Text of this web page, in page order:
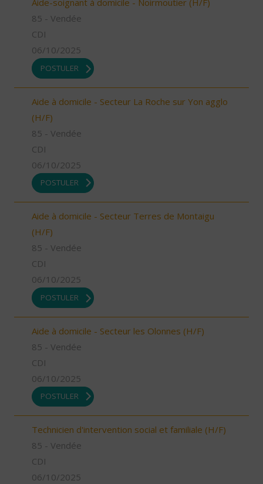
Aide-soignant à domicile - Noirmoutier (H/F)
85 - Vendée
CDI
06/10/2025
POSTULER
Aide à domicile - Secteur La Roche sur Yon agglo
(H/F)
85 - Vendée
CDI
06/10/2025
POSTULER
Aide à domicile - Secteur Terres de Montaigu
(H/F)
85 - Vendée
CDI
06/10/2025
POSTULER
Aide à domicile - Secteur les Olonnes (H/F)
85 - Vendée
CDI
06/10/2025
POSTULER
Technicien d'intervention social et familiale (H/F)
85 - Vendée
CDI
06/10/2025